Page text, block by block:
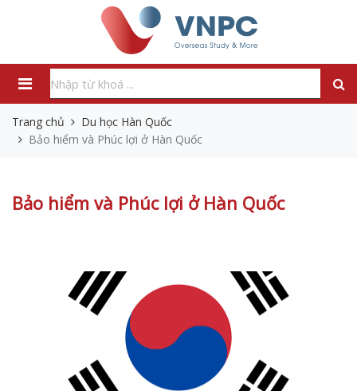
Trang chủ
Du học Hàn Quốc
Bảo hiểm và Phúc lợi ở Hàn Quốc
Bảo hiểm và Phúc lợi ở Hàn Quốc